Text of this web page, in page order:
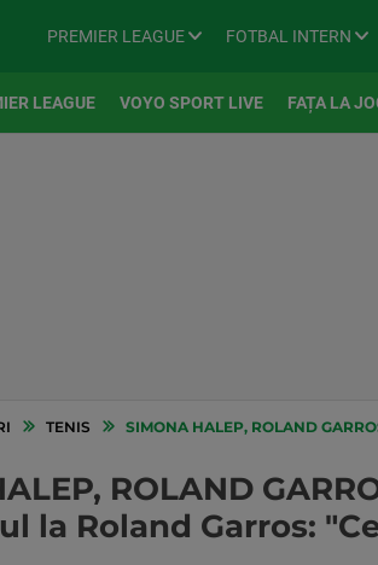
PREMIER LEAGUE FOTBAL INTERN
LEAGUE VOYO SPORT LIVE FAȚA LA
TENIS SIMONA HALEP, ROLAND GARROS |
ROLAND
la Roland Garros: